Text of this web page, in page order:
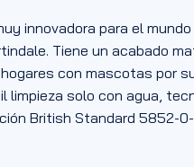
innovadora para el
Tiene un acabado
con mascotas por
limpieza solo con agua,
British Standard 5852-0-